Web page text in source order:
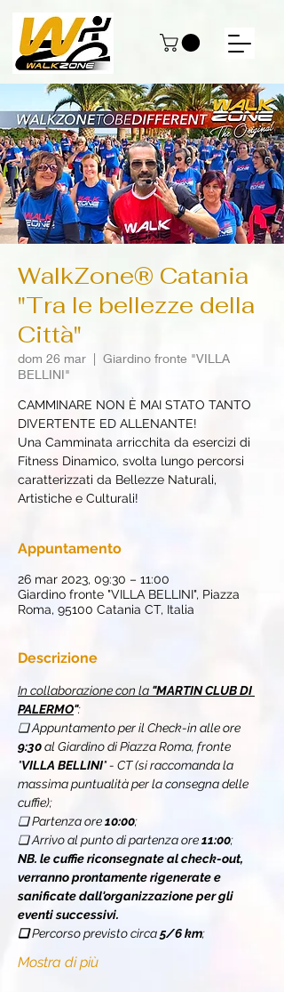
WalkZone® Catania
"Tra le bellezze della
Città"
dom 26 mar
  |
Giardino fronte "VILLA
BELLINI"
CAMMINARE NON È MAI STATO TANTO
DIVERTENTE ED ALLENANTE!
Una Camminata arricchita da esercizi di
Fitness Dinamico, svolta lungo percorsi
caratterizzati da Bellezze Naturali,
Artistiche e Culturali!
Appuntamento
26 mar 2023, 09:30 – 11:00
Giardino fronte "VILLA BELLINI", Piazza
Roma, 95100 Catania CT, Italia
Descrizione
In collaborazione con la "MARTIN CLUB DI
PALERMO":
❏ Appuntamento per il Check-in alle ore
9:30 al Giardino di Piazza Roma, fronte
"VILLA BELLINI" - CT (si raccomanda la
massima puntualità per la consegna delle
cuffie);
❏ Partenza ore 10:00;
❏ Arrivo al punto di partenza ore 11:00;
NB. le cuffie riconsegnate al check-out,
verranno prontamente rigenerate e
sanificate dall'organizzazione per gli
eventi successivi.
❏ Percorso previsto circa 5/6 km;
Mostra di più